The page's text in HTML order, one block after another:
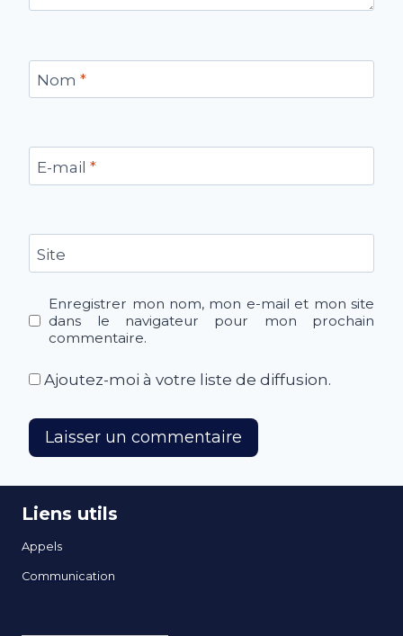
Nom *
E-mail *
Site
Enregistrer mon nom, mon e-mail et mon site
dans le navigateur pour mon prochain
commentaire.
Ajoutez-moi à votre liste de diffusion.
Liens utils
Appels
Communication